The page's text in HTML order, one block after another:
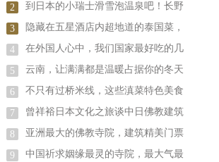
2 到日本的小瑞士滑雪泡温泉吧！长野
3 隐藏在五星酒店内超地道的泰国菜，
4 在外国人心中，我们国家最好吃的几
5 云南，让满满都是温暖占据你的冬天
6 不只有过桥米线，这些滇菜特色美食
7 曾祥裕日本文化之旅谈中日佛教建筑
8 亚洲最大的佛教寺院，建筑精美门票
9 中国祈求姻缘最灵的寺院，最大气最